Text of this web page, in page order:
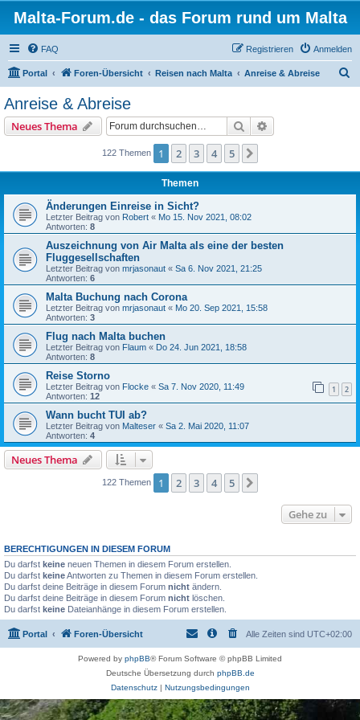
Malta-Forum.de - das Forum rund um Malta
FAQ Anmelden
Registrieren
Portal Foren-Übersicht Reisen nach Malta Anreise & Abreise
Anreise & Abreise
Neues Thema Suche
122 Themen 1 2 3 4 5
Themen
Änderungen Einreise in Sicht?
Letzter Beitrag von Robert « Mo 15. Nov 2021, 08:02
Antworten: 8
Auszeichnung von Air Malta als eine der besten
Fluggesellschaften
Letzter Beitrag von mrjasonaut « Sa 6. Nov 2021, 21:25
Antworten: 6
Malta Buchung nach Corona
Letzter Beitrag von mrjasonaut « Mo 20. Sep 2021, 15:58
Antworten: 3
Flug nach Malta buchen
Letzter Beitrag von Flaum « Do 24. Jun 2021, 18:58
Antworten: 8
Reise Storno
Letzter Beitrag von Flocke « Sa 7. Nov 2020, 11:49
Antworten: 12
1 2
Wann bucht TUI ab?
Letzter Beitrag von Malteser « Sa 2. Mai 2020, 11:07
Antworten: 4
Neues Thema
122 Themen 1 2 3 4 5
Gehe zu
BERECHTIGUNGEN IN DIESEM FORUM
Du darfst keine neuen Themen in diesem Forum erstellen.
Du darfst keineAntworten zu Themen in diesem Forum erstellen.
Du darfst deine Beiträge in diesem Forum nicht ändern.
Du darfst deine Beiträge in diesem Forum nicht löschen.
Du darfst keine Dateianhänge in diesem Forum erstellen.
Portal Foren-Übersicht Alle Zeiten sind UTC+02:00
Powered by phpBB® Forum Software © phpBB Limited
Deutsche Übersetzung durch phpBB.de
Datenschutz| Nutzungsbedingungen